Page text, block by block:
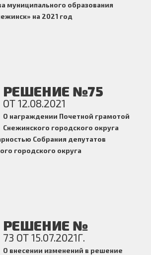
муниципального образования
на 2021 год
РЕШЕНИЕ №75
ОТ 12.08.2021
О награждении Почетной грамотой
Снежинского городского округа
Собрания депутатов
городского округа
РЕШЕНИЕ №
73 ОТ 15.07.2021Г.
О внесении изменений в решение